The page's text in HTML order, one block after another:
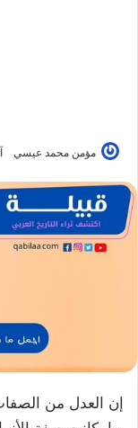
مؤمن محمد عيسي
إن العدل من